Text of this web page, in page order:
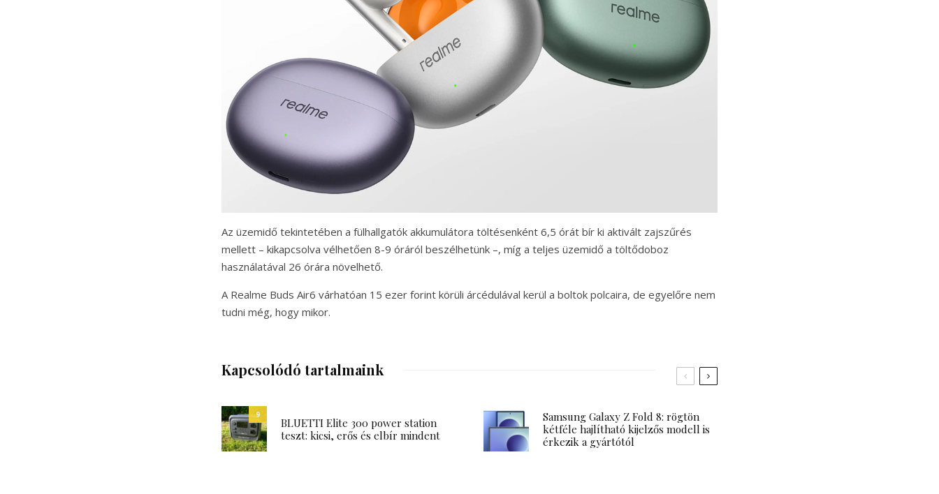
Az üzemidő tekintetében a fülhallgatók akkumulátora töltésenként 6,5 órát bír ki aktivált zajszűrés
mellett – kikapcsolva vélhetően 8-9 óráról beszélhetünk –, míg a teljes üzemidő a töltődoboz
használatával 26 órára növelhető.
A Realme Buds Air6 várhatóan 15 ezer forint körüli árcédulával kerül a boltok polcaira, de egyelőre nem
tudni még, hogy mikor.
Kapcsolódó tartalmaink
9
BLUETTI Elite 300 power station
teszt: kicsi, erős és elbír mindent
Samsung Galaxy Z Fold 8: rögtön
kétféle hajlítható kijelzős modell is
érkezik a gyártótól